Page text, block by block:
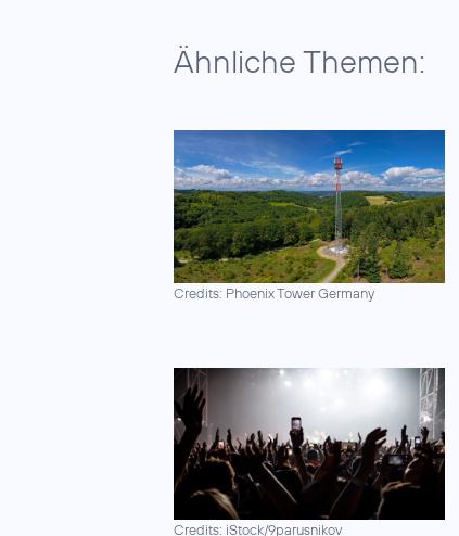
Ähnliche Themen:
Credits: Phoenix Tower Germany
Credits: iStock/9parusnikov